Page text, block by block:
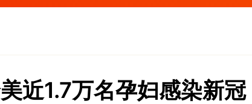
近1.7万名孕妇感染新